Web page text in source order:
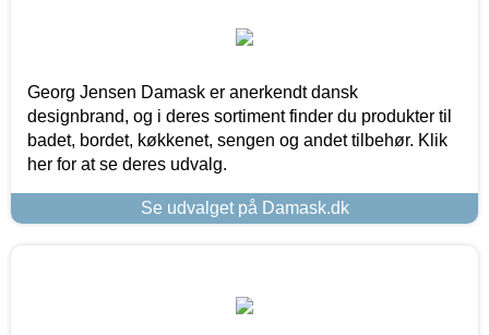
Georg Jensen Damask er anerkendt dansk
designbrand, og i deres sortiment finder du produkter til
badet, bordet, køkkenet, sengen og andet tilbehør. Klik
her for at se deres udvalg.
Se udvalget på Damask.dk